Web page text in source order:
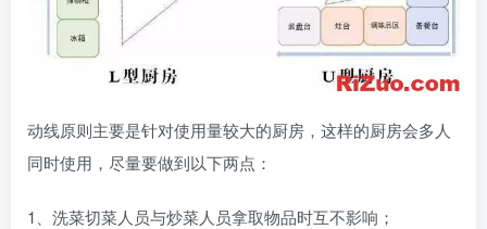
动线原则主要是针对使用量较大的厨房，这样的厨房会多人
同时使用，尽量要做到以下两点：
1、洗菜切菜人员与炒菜人员拿取物品时互不影响；